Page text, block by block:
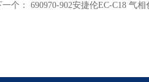
一个： 690970-902安捷伦EC-C18 气